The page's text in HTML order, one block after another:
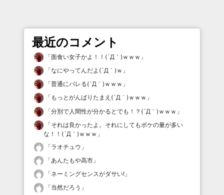
最近のコメント
「面食い女子かよ！！(´Д｀)ｗｗｗ 」
「なにやってんだよ(´Д｀)ｗ 」
「普通にバレる(´Д｀)ｗｗｗ 」
「 もっとがんばりたまえ(´Д｀)ｗｗｗ 」
「分別で人間性が分かるとでも！？(´Д｀)ｗｗｗ 」
「それは良かったよ。それにしてもボケの量が多い
な！！(´Д｀)ｗｗｗ 」
「ラオチュウ 」
「あんたもや高市 」
「ネーミングセンスがダサい! 」
「当然だろう 」